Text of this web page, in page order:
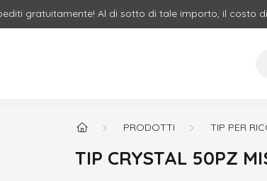
gratuitamente! Al di sotto di tale importo, il costo
PRODOTTI TIP PER
TIP CRYSTAL 50PZ